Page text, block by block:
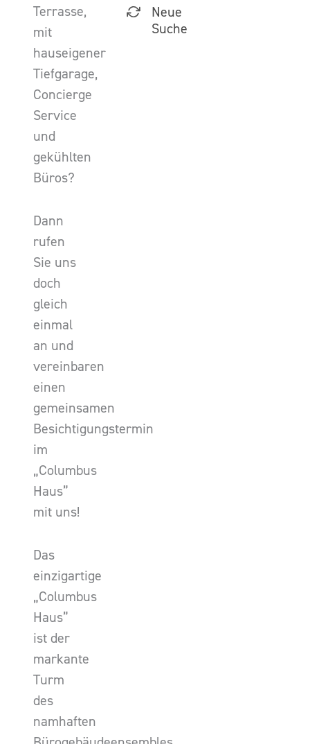
Terrasse,
mit
hauseigener
Tiefgarage,
Concierge
Service
und
gekühlten
Büros?
Dann
rufen
Sie uns
doch
gleich
einmal
an und
vereinbaren
einen
gemeinsamen
Besichtigungstermin
im
„Columbus
Haus”
mit uns!
Das
einzigartige
„Columbus
Haus”
ist der
markante
Turm
des
namhaften
Neue
Suche